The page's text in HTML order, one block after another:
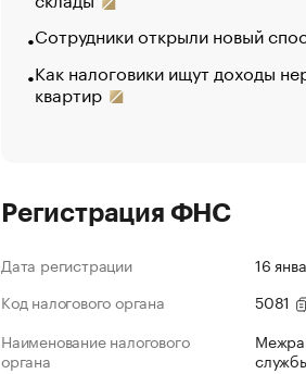
Сотрудники открыли новый
Как налоговики ищут доходы
квартир
Регистрация ФНС
Дата регистрации
16
Код налогового органа
5081
Наименование налогового
органа